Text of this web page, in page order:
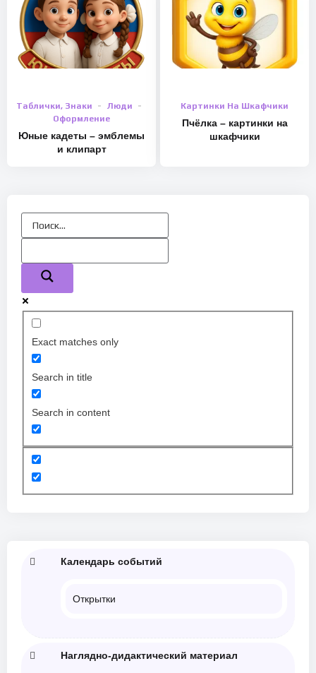
Таблички, Знаки
Люди
Оформление
Юные кадеты – эмблемы
и клипарт
Картинки На Шкафчики
Пчёлка – картинки на
шкафчики
Exact matches only
Search in title
Search in content
Календарь событий
Открытки
Наглядно-дидактический материал